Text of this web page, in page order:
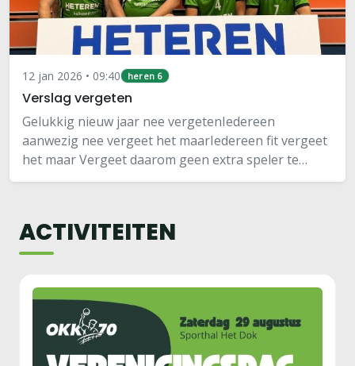
12 jan 2026 • 09:40 heren 6
Verslag vergeten
Gelukkig nieuw jaar nee vergetenIedereen
aanwezig nee vergeet het maarIedereen fit vergeet
het maar Vergeet daarom geen extra speler te
regelenNiet vergeten dat beide Arjens op te
ACTIVITEITEN